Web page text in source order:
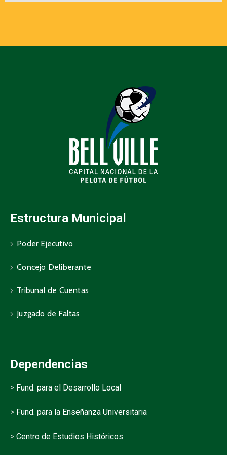
Estructura Municipal
Poder Ejecutivo
Concejo Deliberante
Tribunal de Cuentas
Juzgado de Faltas
Dependencias
> Fund. para el Desarrollo Local
> Fund. para la Enseñanza Universitaria
> Centro de Estudios Históricos